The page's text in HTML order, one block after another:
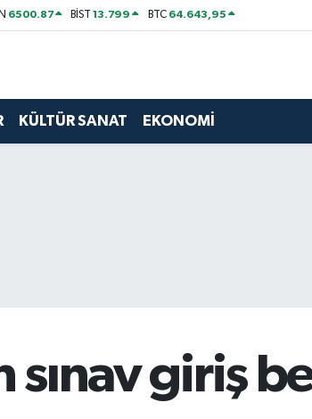
6500.87 BİST13.799 BTC 64.643,95
KÜLTÜR SANAT EKONOMİ
sınav giriş